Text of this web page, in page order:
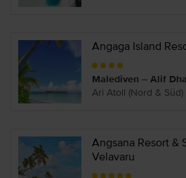
Angaga Island
Malediven – Alif
Ari Atoll (Nord & Süd)
Angsana Resort &
Velavaru